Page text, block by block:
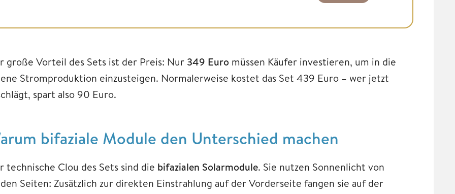
große Vorteil des Sets ist der Preis: Nur 349 Euro müssen Käufer investieren, um in die
Stromproduktion einzusteigen. Normalerweise kostet das Set 439 Euro – wer jetzt
spart also 90 Euro.
bifaziale Module den Unterschied machen
technische Clou des Sets sind die bifazialen Solarmodule. Sie nutzen Sonnenlicht von
Seiten: Zusätzlich zur direkten Einstrahlung auf der Vorderseite fangen sie auf der